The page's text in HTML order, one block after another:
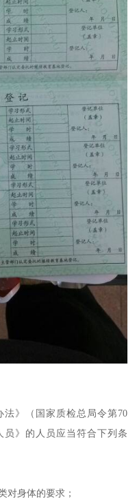
》（国家质检总局令第70
》的人员应当符合下列条
对身体的要求；